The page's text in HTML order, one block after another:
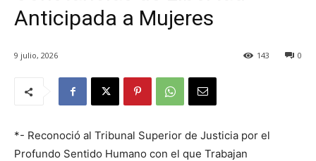
Anticipada a Mujeres
9 julio, 2026 0
143
*- Reconoció al Tribunal Superior de Justicia por el
Profundo Sentido Humano con el que Trabajan